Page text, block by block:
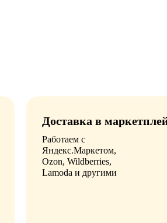
Доставка в
Работаем с
Яндекс.Маркетом,
Ozon, Wildberries,
Lamoda и другими